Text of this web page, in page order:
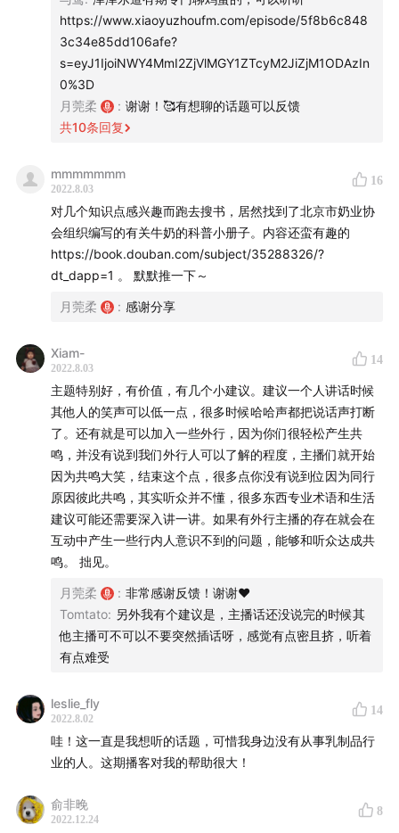
- 新西兰-恒天然 Fonterra
📻 视频及链接
New Zealand's Pastures
Cared for Cows
本期BGM：
BGM 【 Hey Ya】 OutKast
https://www.xiaoyuzhoufm.com/episode/5f8b6c848
3c34e85dd106afe?
s=eyJ1IjoiNWY4MmI2ZjVlMGY1ZTcyM2JiZjM1ODAzIn
0%3D
月莞柔
: 谢谢！🥰有想聊的话题可以反馈
共10条回复
mmmmmmm
2022.8.03
16
对几个知识点感兴趣而跑去搜书，居然找到了北京市奶业协
会组织编写的有关牛奶的科普小册子。内容还蛮有趣的
https://book.douban.com/subject/35288326/?
dt_dapp=1 。 默默推一下～
月莞柔 : 感谢分享
Xiam-
2022.8.03
14
主题特别好，有价值，有几个小建议。建议一个人讲话时候
其他人的笑声可以低一点，很多时候哈哈声都把说话声打断
了。还有就是可以加入一些外行，因为你们很轻松产生共
鸣，并没有说到我们外行人可以了解的程度，主播们就开始
因为共鸣大笑，结束这个点，很多点你没有说到位因为同行
原因彼此共鸣，其实听众并不懂，很多东西专业术语和生活
建议可能还需要深入讲一讲。如果有外行主播的存在就会在
互动中产生一些行内人意识不到的问题，能够和听众达成共
鸣。 拙见。
月莞柔 : 非常感谢反馈！谢谢❤️
Tomtato: 另外我有个建议是，主播话还没说完的时候其
他主播可不可以不要突然插话呀，感觉有点密且挤，听着
有点难受
leslie_fly
2022.8.02
14
哇！这一直是我想听的话题，可惜我身边没有从事乳制品行
业的人。这期播客对我的帮助很大！
俞非晚
2022.12.24
8